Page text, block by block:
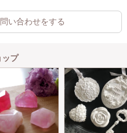
い合わせをする
ップ